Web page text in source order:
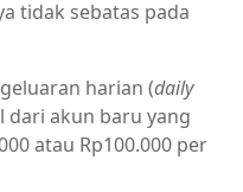
tidak sebatas pada
harian (daily
dari akun baru yang
atau Rp100.000 per